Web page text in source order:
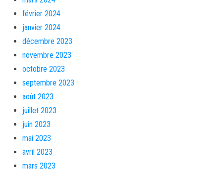
février 2024
janvier 2024
décembre 2023
novembre 2023
octobre 2023
septembre 2023
août 2023
juillet 2023
juin 2023
mai 2023
avril 2023
mars 2023